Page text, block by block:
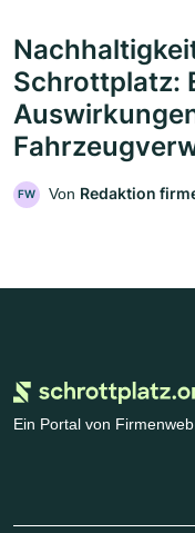
Schrottplatz:
FW Von Redaktion
Ein Portal von